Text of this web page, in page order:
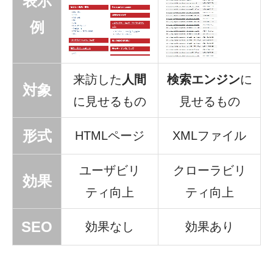
例
対象
来訪した 人間
に見せるもの
検索エンジンに
見せるもの
形式 HTMLページ XMLファイル
効果
ユーザビリ
ティ向上
クローラビリ
ティ向上
SEO 効果なし 効果あり